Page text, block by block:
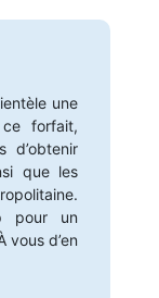
une
forfait,
d’obtenir
que les
pour un
vous d’en